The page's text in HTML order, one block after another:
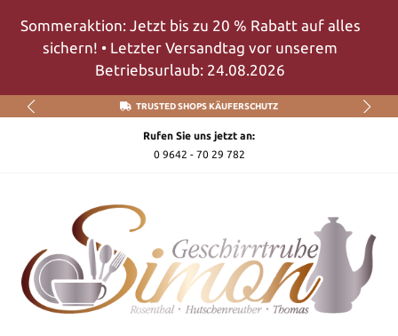
Zum Hauptinhalt springen
Sommeraktion: Jetzt bis zu 20 % Rabatt auf alles
sichern! • Letzter Versandtag vor unserem
Betriebsurlaub: 24.08.2026
TRUSTED SHOPS KÄUFERSCHUTZ
Rufen Sie uns jetzt an:
0 9642 - 70 29 782